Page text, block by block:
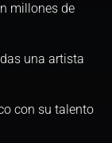
millones de
una artista
con su talento